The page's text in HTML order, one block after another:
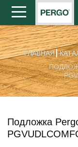
ГЛАВНАЯ
Подложка